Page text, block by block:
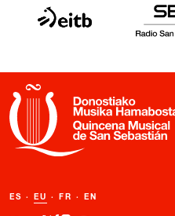
ES · EU · FR · EN